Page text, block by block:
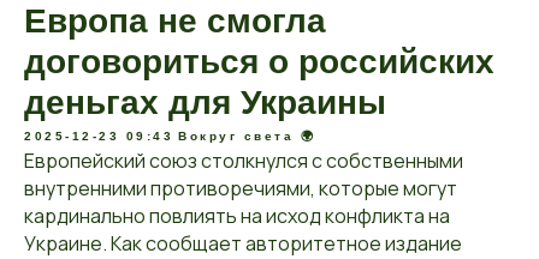
Европа не смогла
договориться о российских
деньгах для Украины
2025-12-23 09:43 Вокруг света 🌍
Европейский союз столкнулся с собственными
внутренними противоречиями, которые могут
кардинально повлиять на исход конфликта на
Украине. Как сообщает авторитетное издание